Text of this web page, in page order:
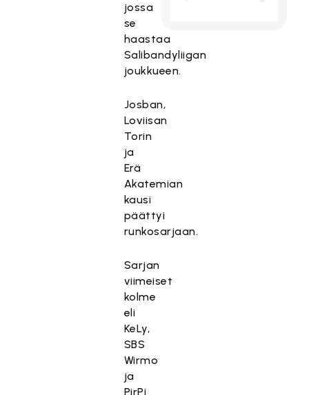
jossa
se
haastaa
Salibandyliigan
joukkueen.
Josban,
Loviisan
Torin
ja
Erä
Akatemian
kausi
päättyi
runkosarjaan.
Sarjan
viimeiset
kolme
eli
KeLy,
SBS
Wirmo
ja
PirPi